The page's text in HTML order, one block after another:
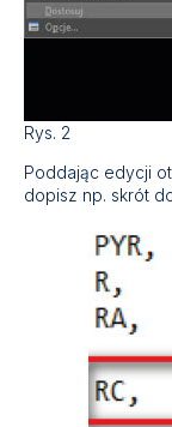
Rys. 2
Poddając edycji
dopisz np. skrót